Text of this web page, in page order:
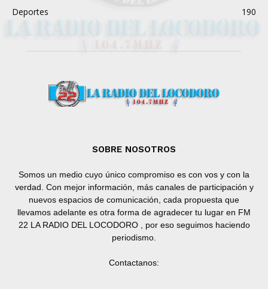
Deportes
190
SOBRE NOSOTROS
Somos un medio cuyo único compromiso es con vos y con la
verdad. Con mejor información, más canales de participación y
nuevos espacios de comunicación, cada propuesta que
llevamos adelante es otra forma de agradecer tu lugar en FM
22 LA RADIO DEL LOCODORO , por eso seguimos haciendo
periodismo.
Contactanos: